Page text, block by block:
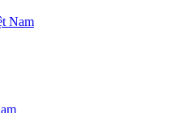
Nam